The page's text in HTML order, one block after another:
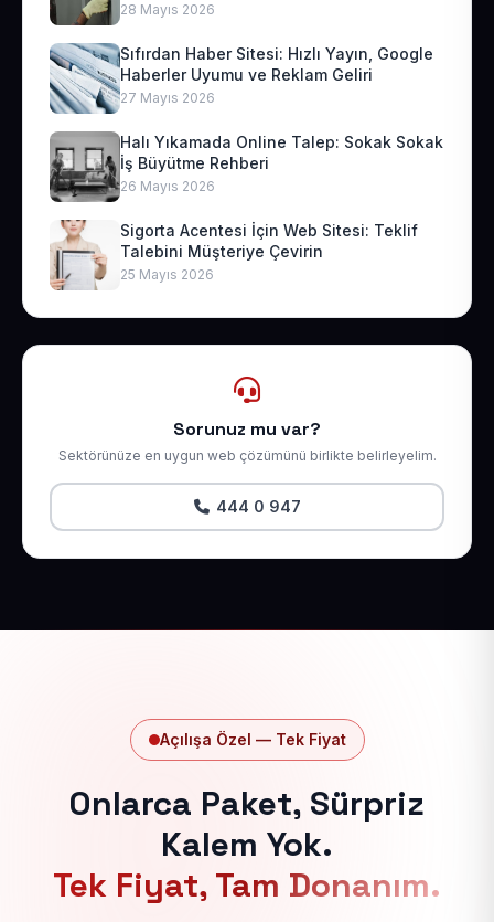
28 Mayıs 2026
Sıfırdan Haber Sitesi: Hızlı Yayın, Google
Haberler Uyumu ve Reklam Geliri
27 Mayıs 2026
Halı Yıkamada Online Talep: Sokak Sokak
İş Büyütme Rehberi
26 Mayıs 2026
Sigorta Acentesi İçin Web Sitesi: Teklif
Talebini Müşteriye Çevirin
25 Mayıs 2026
Sorunuz mu var?
Sektörünüze en uygun web çözümünü birlikte belirleyelim.
444 0 947
Açılışa Özel — Tek Fiyat
Onlarca Paket, Sürpriz
Kalem Yok.
Tek Fiyat, Tam Donanım.